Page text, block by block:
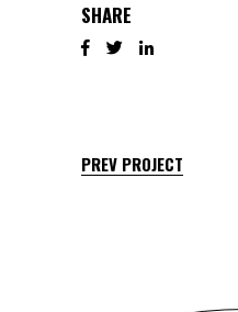
SHARE
PREV PROJECT